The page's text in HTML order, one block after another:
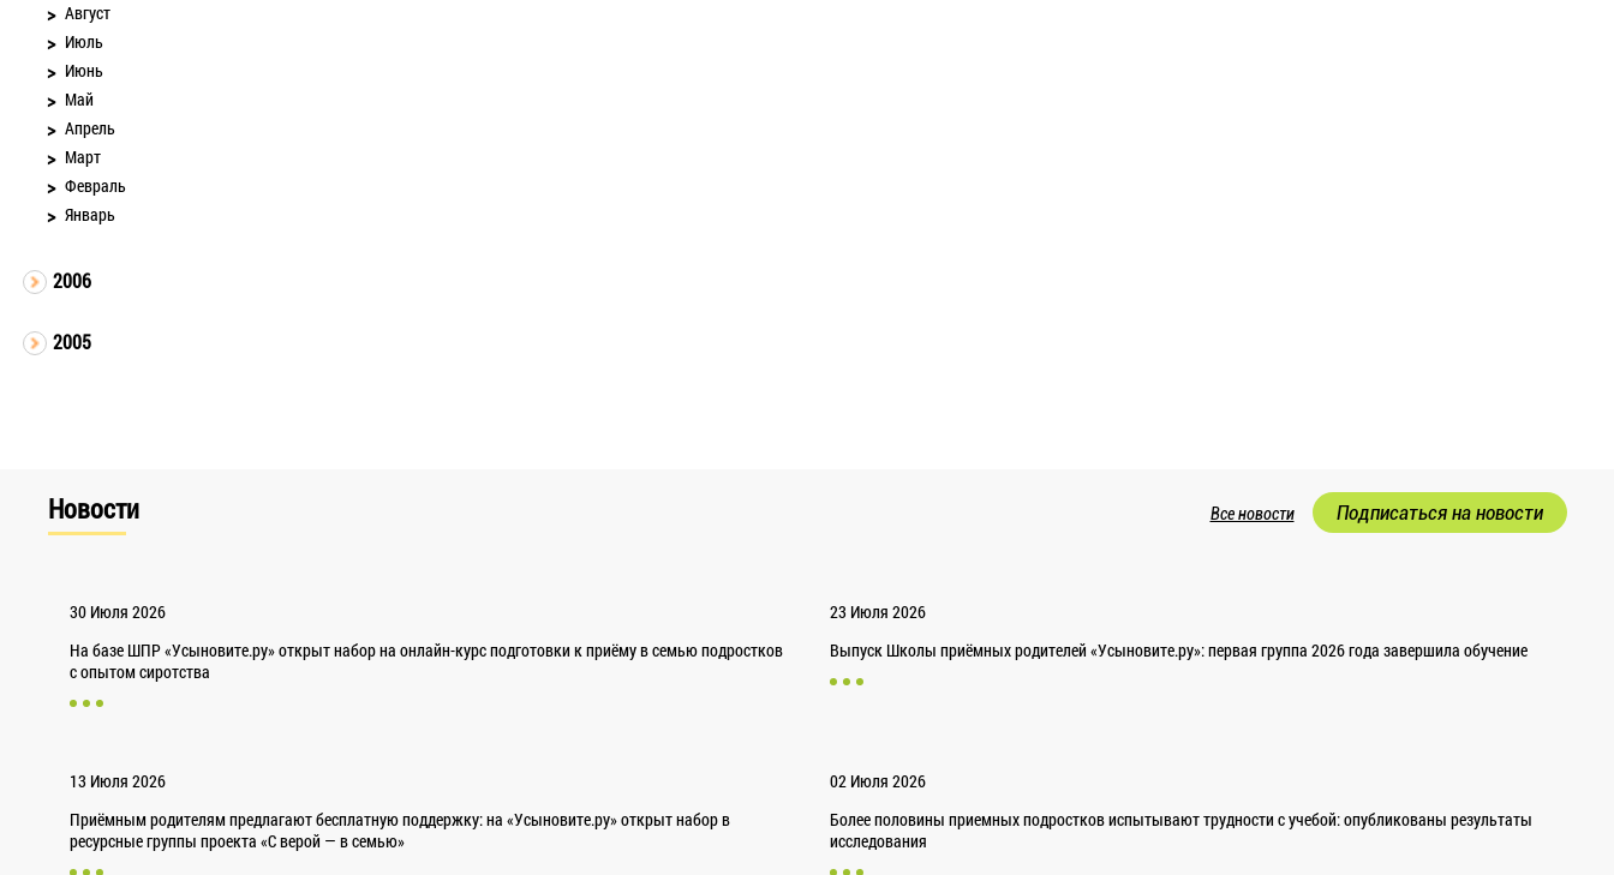
Август
Июль
Июнь
Май
Апрель
Март
Февраль
Январь
2006
2005
Новости Все новости Подписаться на новости
30 Июля 2026
На базе ШПР «Усыновите.ру» открыт набор на онлайн-курс подготовки к приёму в семью подростков
с опытом сиротства
23 Июля 2026
Выпуск Школы приёмных родителей «Усыновите.ру»: первая группа 2026 года завершила обучение
13 Июля 2026
Приёмным родителям предлагают бесплатную поддержку: на «Усыновите.ру» открыт набор в
ресурсные группы проекта «С верой — в семью»
02 Июля 2026
Более половины приемных подростков испытывают трудности с учебой: опубликованы результаты
исследования